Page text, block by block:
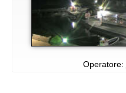
Operatore: